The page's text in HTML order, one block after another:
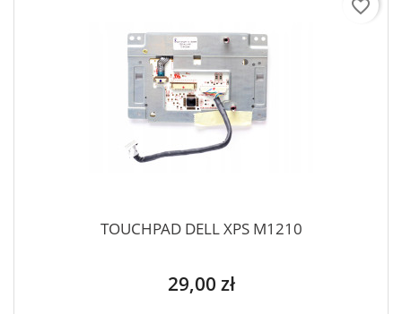
TOUCHPAD DELL XPS M1210
Cena
29,00 zł
favorite_border